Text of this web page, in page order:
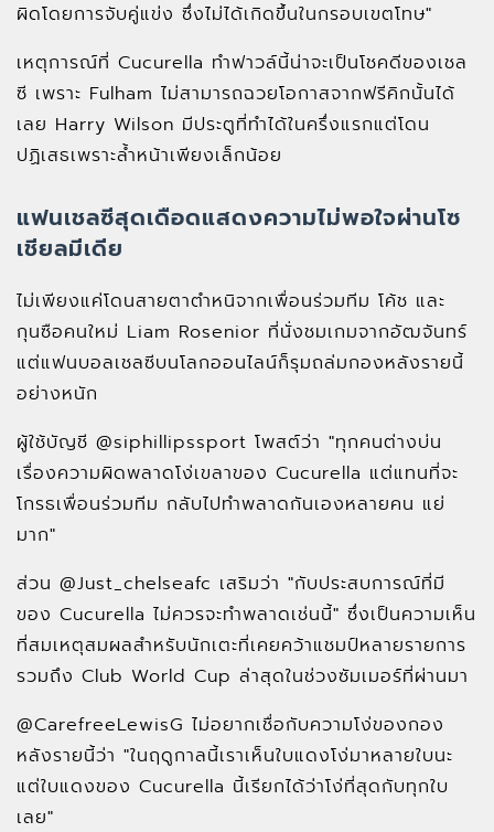
ผิดโดยการจับคู่แข่ง ซึ่งไม่ได้เกิดขึ้นในกรอบเขตโทษ"
เหตุการณ์ที่ Cucurella ทำฟาวล์นี้น่าจะเป็นโชคดีของเชล
ซี เพราะ Fulham ไม่สามารถฉวยโอกาสจากฟรีคิกนั้นได้
เลย Harry Wilson มีประตูที่ทำได้ในครึ่งแรกแต่โดน
ปฏิเสธเพราะล้ำหน้าเพียงเล็กน้อย
แฟนเชลซีสุดเดือดแสดงความไม่พอใจผ่านโซ
เชียลมีเดีย
ไม่เพียงแค่โดนสายตาตำหนิจากเพื่อนร่วมทีม โค้ช และ
กุนซือคนใหม่ Liam Rosenior ที่นั่งชมเกมจากอัฒจันทร์
แต่แฟนบอลเชลซีบนโลกออนไลน์ก็รุมถล่มกองหลังรายนี้
อย่างหนัก
ผู้ใช้บัญชี @siphillipssport โพสต์ว่า "ทุกคนต่างบ่น
เรื่องความผิดพลาดโง่เขลาของ Cucurella แต่แทนที่จะ
โกรธเพื่อนร่วมทีม กลับไปทำพลาดกันเองหลายคน แย่
มาก"
ส่วน @Just_chelseafc เสริมว่า "กับประสบการณ์ที่มี
ของ Cucurella ไม่ควรจะทำพลาดเช่นนี้" ซึ่งเป็นความเห็น
ที่สมเหตุสมผลสำหรับนักเตะที่เคยคว้าแชมป์หลายรายการ
รวมถึง Club World Cup ล่าสุดในช่วงซัมเมอร์ที่ผ่านมา
@CarefreeLewisG ไม่อยากเชื่อกับความโง่ของกอง
หลังรายนี้ว่า "ในฤดูกาลนี้เราเห็นใบแดงโง่มาหลายใบนะ
แต่ใบแดงของ Cucurella นี้เรียกได้ว่าโง่ที่สุดกับทุกใบ
เลย"